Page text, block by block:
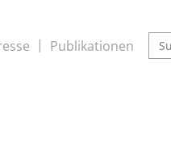
Publikationen